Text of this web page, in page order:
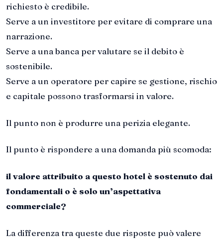
richiesto è credibile.
Serve a un investitore per evitare di comprare una
narrazione.
Serve a una banca per valutare se il debito è
sostenibile.
Serve a un operatore per capire se gestione, rischio
e capitale possono trasformarsi in valore.
Il punto non è produrre una perizia elegante.
Il punto è rispondere a una domanda più scomoda:
il valore attribuito a questo hotel è sostenuto dai
fondamentali o è solo un’aspettativa
commerciale?
La differenza tra queste due risposte può valere